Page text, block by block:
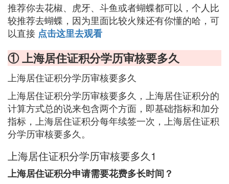
推荐你去花椒、虎牙、斗鱼或者蝴蝶都可以，个人比
较推荐去蝴蝶，因为里面比较火辣还有你懂的哈，可
以直接 点击这里去观看
① 上海居住证积分学历审核要多久
上海居住证积分学历审核要多久
上海居住证积分学历审核要多久，上海居住证积分的
计算方式总的说来包含两个方面，即基础指标和加分
指标，上海居住证积分每年续签一次，上海居住证积
分学历审核要多久。
上海居住证积分学历审核要多久1
上海居住证积分申请需要花费多长时间？